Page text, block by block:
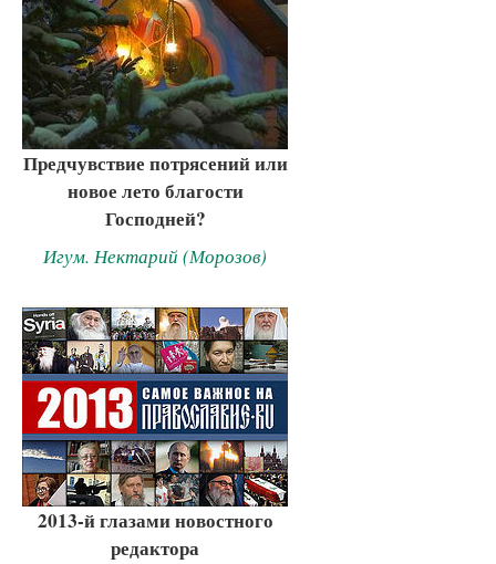
Предчувствие потрясений или
новое лето благости
Господней?
Игум. Нектарий (Морозов)
2013-й глазами новостного
редактора